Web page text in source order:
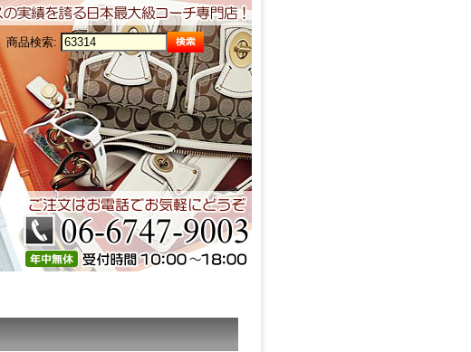
商品検索: